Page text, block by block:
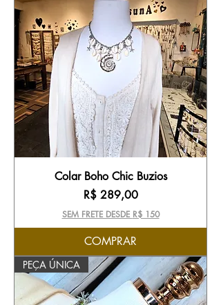
Colar Boho Chic Buzios
Preço
R$ 289,00
SEM FRETE DESDE R$ 150
COMPRAR
PEÇA ÚNICA